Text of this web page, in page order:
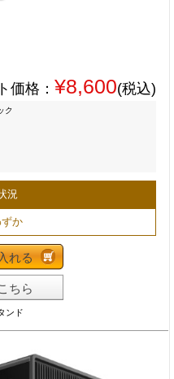
価格： ¥8,600(税込)
ク
況
か
れる
ちら
ンド